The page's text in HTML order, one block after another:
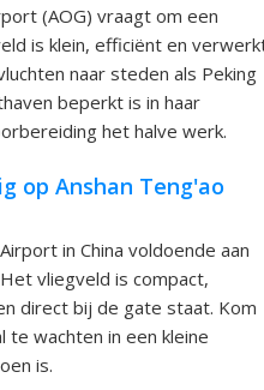
(AOG) vraagt om een
is klein, efficiënt en
naar steden als Peking
beperkt is in haar
het halve werk.
op Anshan Teng'ao
in China voldoende aan
vliegveld is compact,
direct bij de gate staat. Kom
te wachten in een kleine
is.